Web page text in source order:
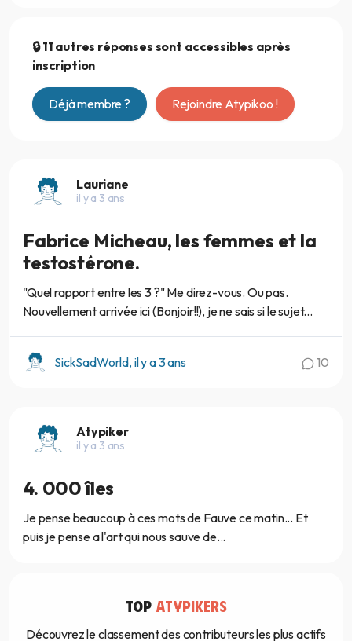
🔒 11 autres réponses sont accessibles après
inscription
Déjà membre ? Rejoindre Atypikoo !
Lauriane
il y a 3 ans
Fabrice Micheau, les femmes et la
testostérone.
"Quel rapport entre les 3 ?" Me direz-vous. Ou pas.
Nouvellement arrivée ici (Bonjoir!!), je ne sais si le sujet...
SickSadWorld, il y a 3 ans 10
Atypiker
il y a 3 ans
4. 000 îles
Je pense beaucoup à ces mots de Fauve ce matin... Et
puis je pense a l'art qui nous sauve de...
TOP ATYPIKERS
Découvrez le classement des contributeurs les plus actifs